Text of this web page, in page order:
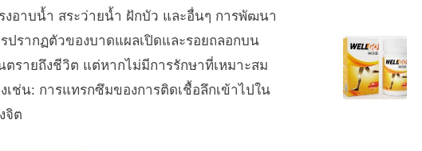
อาบน้ำ สระว่ายน้ำ ฝักบัว และอื่นๆ การพัฒนา
รากฏตัวของบาดแผลเปิดและรอยถลอกบน
รายถึงชีวิต แต่หากไม่มีการรักษาที่เหมาะสม
ช่น: การแทรกซึมของการติดเชื้อลึกเข้าไปใน
จิต